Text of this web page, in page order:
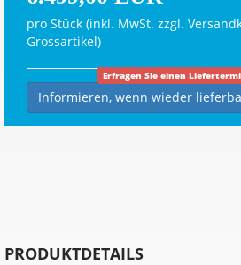
pro Stück (inkl. MwSt. zzgl.
Grossartikel)
Erfragen Sie einen
Informieren, wenn wieder
PRODUKTDETAILS